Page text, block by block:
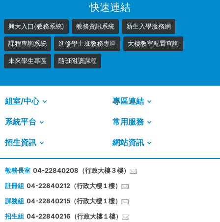
快速連結
興大入口(教務系統) 教務資訊系統 新生入學服務網
課程查詢系統 進修學士班教務專區 大樓教室配置查詢
未來學生專區 隨班附讀課程
組室/中心 專區連結
系統平台 常用服務
招生資訊 網站資訊
教務長室 04-22840208（行政大樓３樓）
註冊組 04-22840212（行政大樓１樓）
課務組 04-22840215（行政大樓１樓）
招生組 04-22840216（行政大樓１樓）